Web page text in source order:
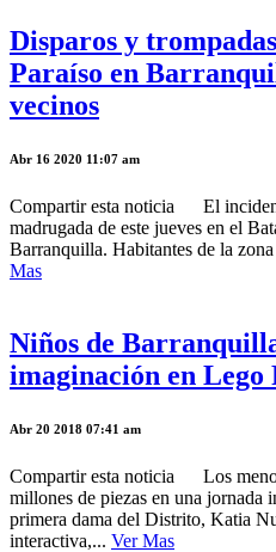
Disparos y
Paraíso en
vecinos
Abr 16 2020 11:07 am
Compartir esta noticia El
madrugada de este jueves en el
Barranquilla. Habitantes de la
Mas
Niños de
imaginación en Lego
Abr 20 2018 07:41 am
Compartir esta noticia Los
millones de piezas en una jornada
primera dama del Distrito, Katia
interactiva,... Ver Mas